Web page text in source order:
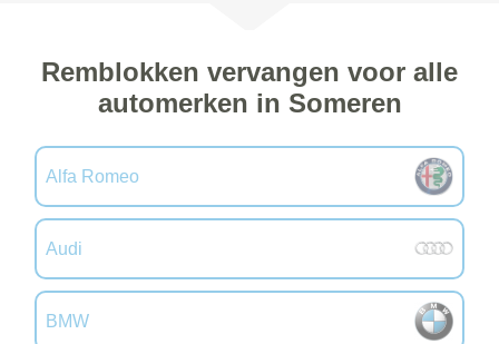
Remblokken vervangen voor alle
automerken in Someren
Alfa Romeo
Audi
BMW